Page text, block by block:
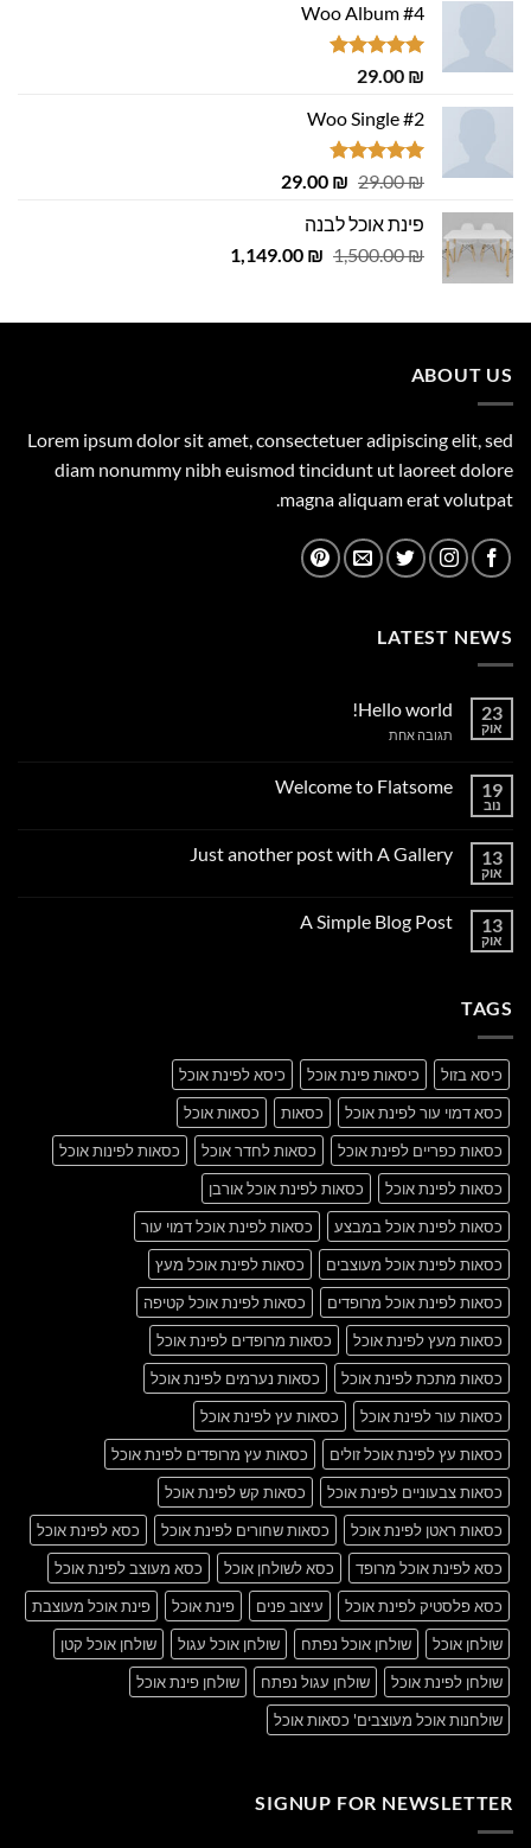
Woo Album #4
דורג5.00
29.00 ₪
Woo Single #2
דורג4.75
29.00₪
המחיר
היה:
29.00 ₪.
29.00 ₪
המחיר
29.00 ₪.
פינת אוכל לבנה
1,500.00₪
המחיר
1,500.00 ₪.
1,149.00 ₪
המחיר
1,149.00 ₪.
ABOUT US
Lorem ipsum dolor sit amet, consectetuer adipiscing elit, sed
diam nonummy nibh euismod tincidunt ut laoreet dolore
magna aliquam erat volutpat.
LATEST NEWS
23
אוק
Hello world!
תגובה אחתעל
19
נוב
Welcome to Flatsome
Welcome
13
אוק
Just another post with A Gallery
Just
13
אוק
A Simple Blog Post
TAGS
כיסא בזול כיסאות פינת אוכל
כיסא לפינת אוכל
כסא דמוי עור לפינת אוכל
כסאות
כסאות אוכל
כסאות כפריים לפינת אוכל
כסאות לחדר אוכל
כסאות לפינות אוכל
כסאות לפינת אוכל
כסאות לפינת אוכל אורבן
כסאות לפינת אוכל במבצע
כסאות לפינת אוכל דמוי עור
כסאות לפינת אוכל מעוצבים
כסאות לפינת אוכל מעץ
כסאות לפינת אוכל מרופדים
כסאות לפינת אוכל קטיפה
כסאות מעץ לפינת אוכל
כסאות מרופדים לפינת אוכל
כסאות מתכת לפינת אוכל
כסאות נערמים לפינת אוכל
כסאות עור לפינת אוכל
כסאות עץ לפינת אוכל
כסאות עץ לפינת אוכל זולים
כסאות עץ מרופדים לפינת אוכל
כסאות צבעוניים לפינת אוכל
כסאות קש לפינת אוכל
כסאות ראטן לפינת אוכל
כסאות שחורים לפינת אוכל
כסא לפינת אוכל
כסא לפינת אוכל מרופד
כסא לשולחן אוכל
כסא מעוצב לפינת אוכל
כסא פלסטיק לפינת אוכל
עיצוב פנים פינת אוכל
פינת אוכל מעוצבת
שולחן אוכל
שולחן אוכל נפתח שולחן אוכל עגול
שולחן אוכל קטן
שולחן לפינת אוכל
שולחן עגול נפתח
שולחן פינת אוכל
שולחנות אוכל מעוצבים' כסאות אוכל
SIGNUP FOR NEWSLETTER